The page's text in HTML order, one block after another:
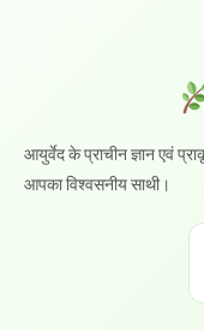
आयुर्वेद के प्राचीन ज्ञान एवं
आपका विश्वसनीय साथी।